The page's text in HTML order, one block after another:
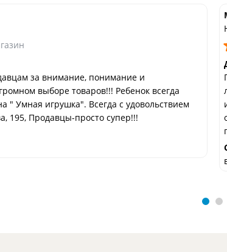
за внимание, понимание и
выборе товаров!!! Ребенок всегда
" Умная игрушка". Всегда с удовольствием
195, Продавцы-просто супер!!!